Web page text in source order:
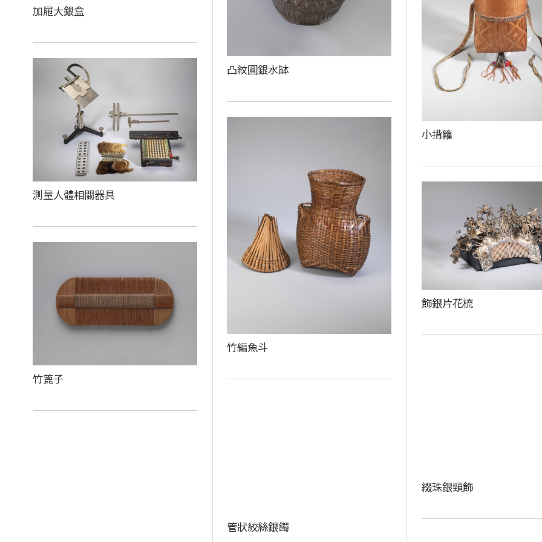
加屜大銀盒
凸紋圓銀水缽
小揹籮
測量人體相關器具
竹編魚斗
飾銀片花梳
竹篦子
綴珠銀頸飾
管狀絞絲銀鐲